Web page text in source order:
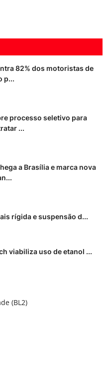
82% dos motoristas de
p...
processo seletivo para
...
a Brasília e marca nova
rígida e suspensão d...
viabiliza uso de etanol ...
(BL2)